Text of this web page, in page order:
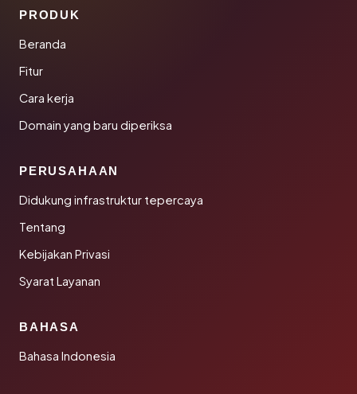
PRODUK
Beranda
Fitur
Cara kerja
Domain yang baru diperiksa
PERUSAHAAN
Didukung infrastruktur tepercaya
Tentang
Kebijakan Privasi
Syarat Layanan
BAHASA
Bahasa Indonesia